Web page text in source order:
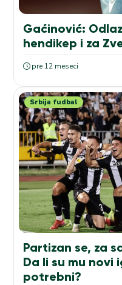
Gaćinović:
hendikep i za
pre 12 meseci
Srbija fudbal
Partizan se, za
Da li su mu novi
potrebni?